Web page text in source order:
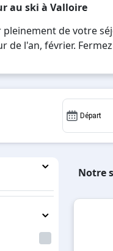
au ski à Valloire
de votre
de l'an, février.
week-end ou pour 7
vacances au ski.
Départ
Notre